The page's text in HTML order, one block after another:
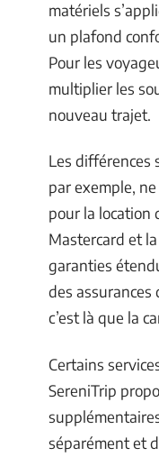
matériels
un plafond
Pour les
multiplier les
nouveau trajet.
Les différences
par exemple,
pour la location
Mastercard et
garanties
des
c’est là que la
Certains
SereniTrip
séparément et